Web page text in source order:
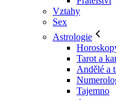
Vztahy
Sex
Astrologie
Tarot a
Andělé a
Tajemno